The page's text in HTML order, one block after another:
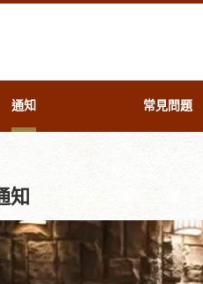
通知 常見問題
知